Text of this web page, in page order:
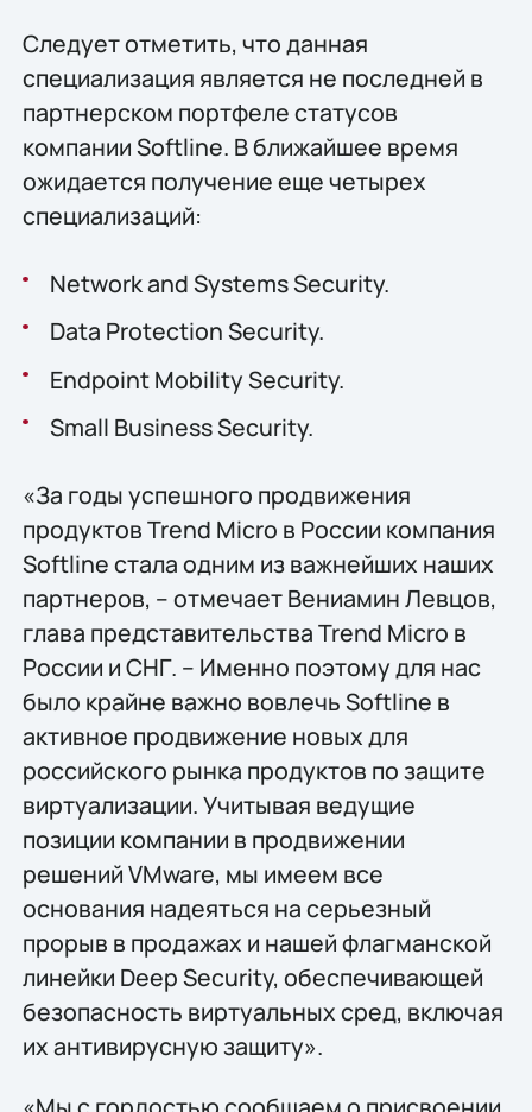
Следует отметить, что данная
специализация является не последней в
партнерском портфеле статусов
компании Softline. В ближайшее время
ожидается получение еще четырех
специализаций:
Network and Systems Security.
Data Protection Security.
Endpoint Mobility Security.
Small Business Security.
«За годы успешного продвижения
продуктов Trend Micro в России компания
Softline стала одним из важнейших наших
партнеров, – отмечает Вениамин Левцов,
глава представительства Trend Micro в
России и СНГ. – Именно поэтому для нас
было крайне важно вовлечь Softline в
активное продвижение новых для
российского рынка продуктов по защите
виртуализации. Учитывая ведущие
позиции компании в продвижении
решений VMware, мы имеем все
основания надеяться на серьезный
прорыв в продажах и нашей флагманской
линейки Deep Security, обеспечивающей
безопасность виртуальных сред, включая
их антивирусную защиту».